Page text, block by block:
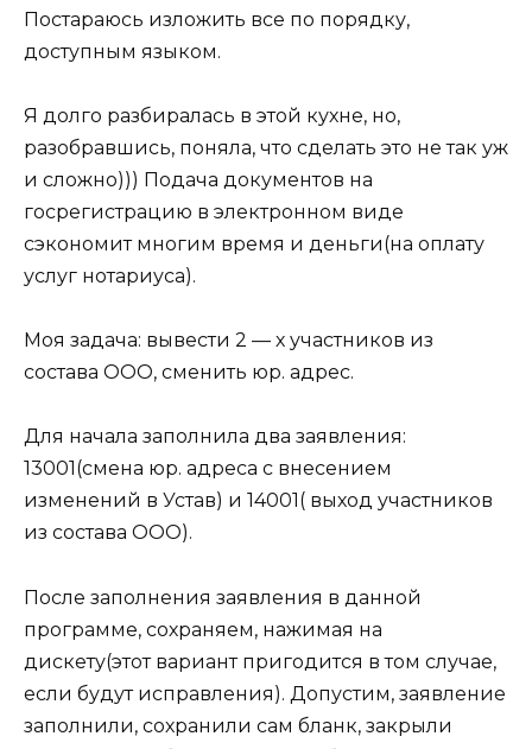
Постараюсь изложить все по порядку,
доступным языком.
Я долго разбиралась в этой кухне, но,
разобравшись, поняла, что сделать это не так уж
и сложно))) Подача документов на
госрегистрацию в электронном виде
сэкономит многим время и деньги(на оплату
услуг нотариуса).
Моя задача: вывести 2 — х участников из
состава ООО, сменить юр. адрес.
Для начала заполнила два заявления:
13001(смена юр. адреса с внесением
изменений в Устав) и 14001( выход участников
из состава ООО).
После заполнения заявления в данной
программе, сохраняем, нажимая на
дискету(этот вариант пригодится в том случае,
если будут исправления). Допустим, заявление
заполнили, сохранили сам бланк, закрыли